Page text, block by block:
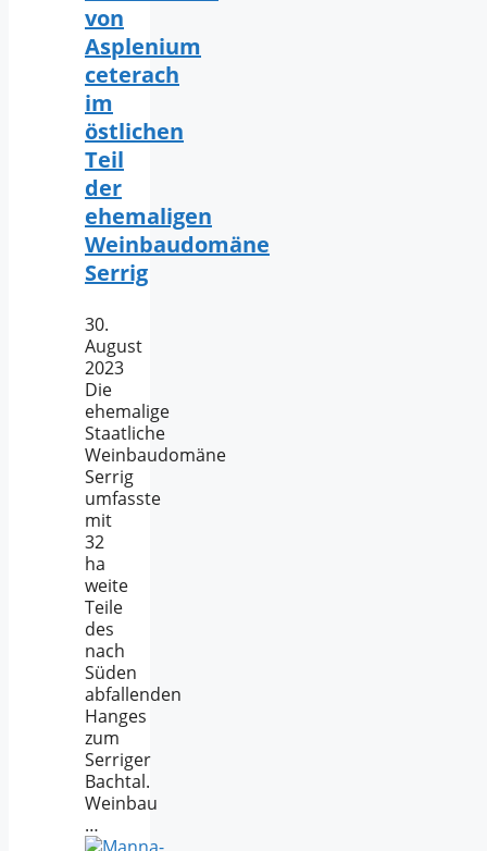
von
Asplenium
ceterach
im
östlichen
Teil
der
ehemaligen
Weinbaudomäne
Serrig
30.
August
2023
Die
ehemalige
Staatliche
Weinbaudomäne
Serrig
umfasste
mit
32
ha
weite
Teile
des
nach
Süden
abfallenden
Hanges
zum
Serriger
Bachtal.
Weinbau
…